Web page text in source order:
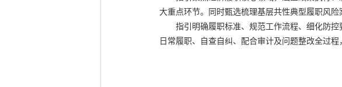
大重点环节。同时甄选梳理基层共性典型履职风
指引明确履职标准、规范工作流程、细化防控
日常履职、自查自纠、配合审计及问题整改全过程